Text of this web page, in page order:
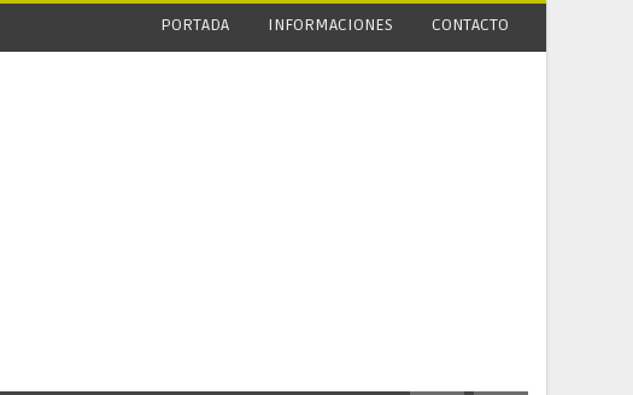
PORTADA INFORMACIONES CONTACTO